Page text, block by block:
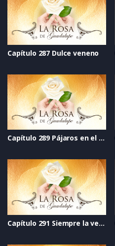
Capítulo 287 Dulce veneno
Capítulo 289 Pájaros en el alambre
Capítulo 291 Siempre la verdad